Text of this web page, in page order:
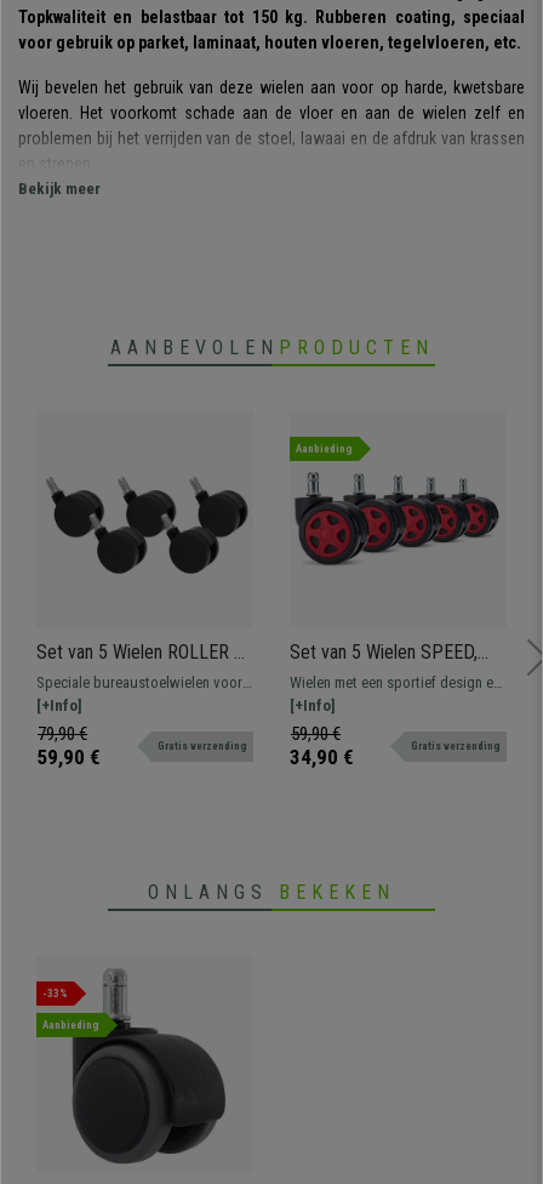
Topkwaliteit en belastbaar tot 150 kg. Rubberen coating, speciaal
voor gebruik op parket, laminaat, houten vloeren, tegelvloeren, etc.
Wij bevelen het gebruik van deze wielen aan voor op harde, kwetsbare
vloeren. Het voorkomt schade aan de vloer en aan de wielen zelf en
problemen bij het verrijden van de stoel, lawaai en de afdruk van krassen
en strepen.
• Voor stoelen met 11mm bevestigingsstift
Bekijk meer
AANBEVOLEN PRODUCTEN
Set van 5 Wielen ROLLER 3,
11x60mm, Geschikt voor
Tapijtvloeren
Speciale bureaustoelwielen voor
vloerbedekking. Robuust en
slijtvast.
[+Info]
79,90 €
59,90 € Gratis verzending
Aanbieding
Set van 5 Wielen SPEED,
11x50mm, Sportief
Ontwerp, Rubberen Coating,
Rood
Wielen met een sportief design en
felle kleuren, ontworpen voor wie
prestaties en een aantrekkelijk
uiterlijk wil combineren.
[+Info]
59,90 €
34,90 € Gratis verzending
ONLANGS BEKEKEN
-33%
Aanbieding